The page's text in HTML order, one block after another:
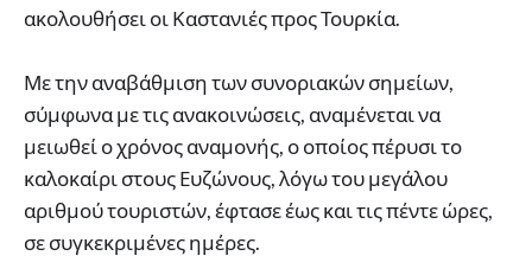
ακολουθήσει οι Καστανιές προς Τουρκία.
Με την αναβάθμιση των συνοριακών σημείων,
σύμφωνα με τις ανακοινώσεις, αναμένεται να
μειωθεί ο χρόνος αναμονής, ο οποίος πέρυσι το
καλοκαίρι στους Ευζώνους, λόγω του μεγάλου
αριθμού τουριστών, έφτασε έως και τις πέντε ώρες,
σε συγκεκριμένες ημέρες.